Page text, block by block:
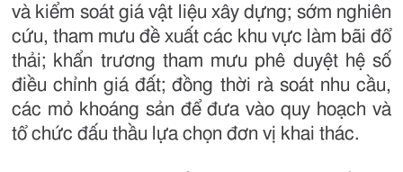
và kiểm soát giá vật liệu xây dựng; sớm nghiên
cứu, tham mưu đề xuất các khu vực làm bãi đổ
thải; khẩn trương tham mưu phê duyệt hệ số
điều chỉnh giá đất; đồng thời rà soát nhu cầu,
các mỏ khoáng sản để đưa vào quy hoạch và
tổ chức đấu thầu lựa chọn đơn vị khai thác.